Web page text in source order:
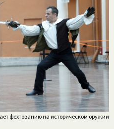
фехтованию на историческом оружии